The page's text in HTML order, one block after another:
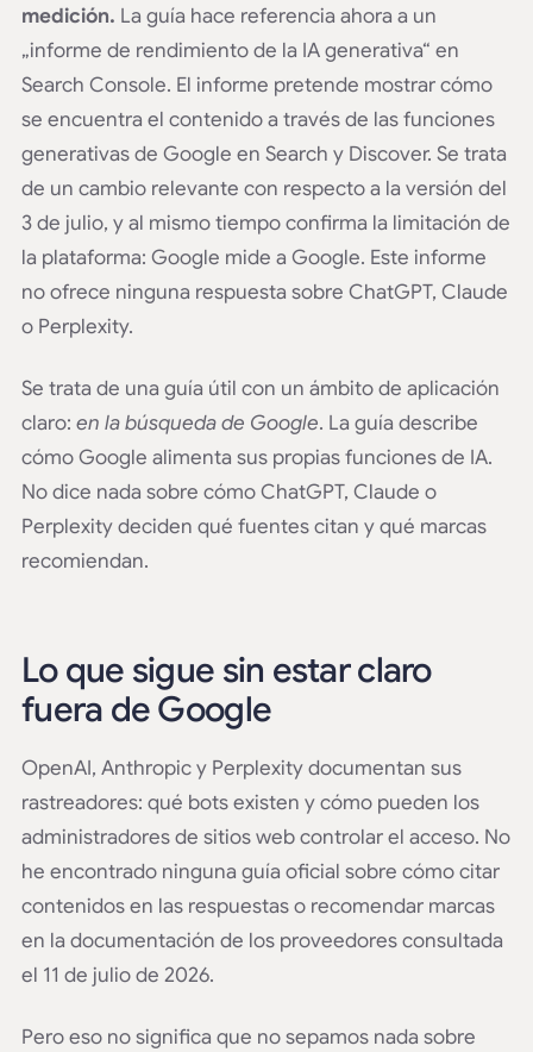
medición. La guía hace referencia ahora a un
„informe de rendimiento de la IA generativa“ en
Search Console. El informe pretende mostrar cómo
se encuentra el contenido a través de las funciones
generativas de Google en Search y Discover. Se trata
de un cambio relevante con respecto a la versión del
3 de julio, y al mismo tiempo confirma la limitación de
la plataforma: Google mide a Google. Este informe
no ofrece ninguna respuesta sobre ChatGPT, Claude
o Perplexity.
Se trata de una guía útil con un ámbito de aplicación
claro: en la búsqueda de Google. La guía describe
cómo Google alimenta sus propias funciones de IA.
No dice nada sobre cómo ChatGPT, Claude o
Perplexity deciden qué fuentes citan y qué marcas
recomiendan.
Lo que sigue sin estar claro
fuera de Google
OpenAI, Anthropic y Perplexity documentan sus
rastreadores: qué bots existen y cómo pueden los
administradores de sitios web controlar el acceso. No
he encontrado ninguna guía oficial sobre cómo citar
contenidos en las respuestas o recomendar marcas
en la documentación de los proveedores consultada
el 11 de julio de 2026.
Pero eso no significa que no sepamos nada sobre